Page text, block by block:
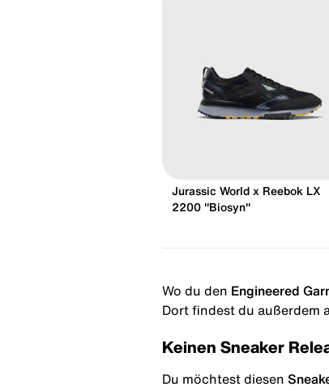
Jurassic World x Reebok LX
2200 "Biosyn"
Wo du den Engineered
Dort findest du außerdem
Keinen Sneaker
Du möchtest diesen